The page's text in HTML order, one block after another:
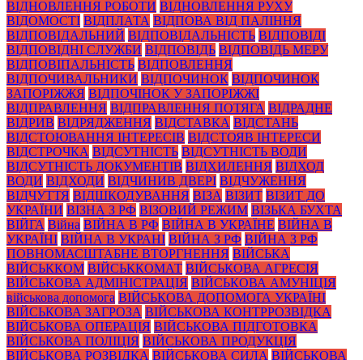
ВІДНОВЛЕННЯ РОБОТИ ВІДНОВЛЕННЯ РУХУ
ВІДОМОСТІ ВІДПЛАТА ВІДПОВА ВІД ПАЛІННЯ
ВІДПОВІДАЛЬНИЙ ВІДПОВІДАЛЬНІСТЬ ВІДПОВІДІ
ВІДПОВІДНІ СЛУЖБИ ВІДПОВІДЬ ВІДПОВІДЬ МЕРУ
ВІДПОВІПАЛЬНІСТЬ ВІДПОВЛЕННЯ
ВІДПОЧИВАЛЬНИКИ ВІДПОЧИНОК ВІДПОЧИНОК
ЗАПОРІЖЖЯ ВІДПОЧІНОК У ЗАПОРІЖЖІ
ВІДПРАВЛЕННЯ ВІДПРАВЛЕННЯ ПОТЯГА ВІДРАДНЕ
ВІДРИВ ВІДРЯДЖЕННЯ ВІДСТАВКА ВІДСТАНЬ
ВІДСТОЮВАННЯ ІНТЕРЕСІВ ВІДСТОЯВ ІНТЕРЕСИ
ВІДСТРОЧКА ВІДСУТНІСТЬ ВІДСУТНІСТЬ ВОДИ
ВІДСУТНІСТЬ ДОКУМЕНТІВ ВІДХИЛЕННЯ ВІДХОД
ВОДИ ВІДХОДИ ВІДЧИНИВ ДВЕРІ ВІДЧУЖЕННЯ
ВІДЧУТТЯ ВІДШКОДУВАННЯ ВІЗА ВІЗИТ ВІЗИТ ДО
УКРАЇНИ ВІЗНА З РФ ВІЗОВИЙ РЕЖИМ ВІЗЬКА БУХТА
ВІЙГА Війна ВІЙНА В РФ ВІЙНА В УКРАЇНЕ ВІЙНА В
УКРАЇНІ ВІЙНА В УКРАНІ ВІЙНА З РФ ВІЙНА З РФ
ПОВНОМАСШТАБНЕ ВТОРГНЕННЯ ВІЙСЬКА
ВІЙСЬККОМ ВІЙСЬККОМАТ ВІЙСЬКОВА АГРЕСІЯ
ВІЙСЬКОВА АДМІНІСТРАЦІЯ ВІЙСЬКОВА АМУНІЦІЯ
військова допомога ВІЙСЬКОВА ДОПОМОГА УКРАЇНІ
ВІЙСЬКОВА ЗАГРОЗА ВІЙСЬКОВА КОНТРРОЗВІДКА
ВІЙСЬКОВА ОПЕРАЦІЯ ВІЙСЬКОВА ПІДГОТОВКА
ВІЙСЬКОВА ПОЛІЦІЯ ВІЙСЬКОВА ПРОДУКЦІЯ
ВІЙСЬКОВА РОЗВІДКА ВІЙСЬКОВА СИЛА ВІЙСЬКОВА